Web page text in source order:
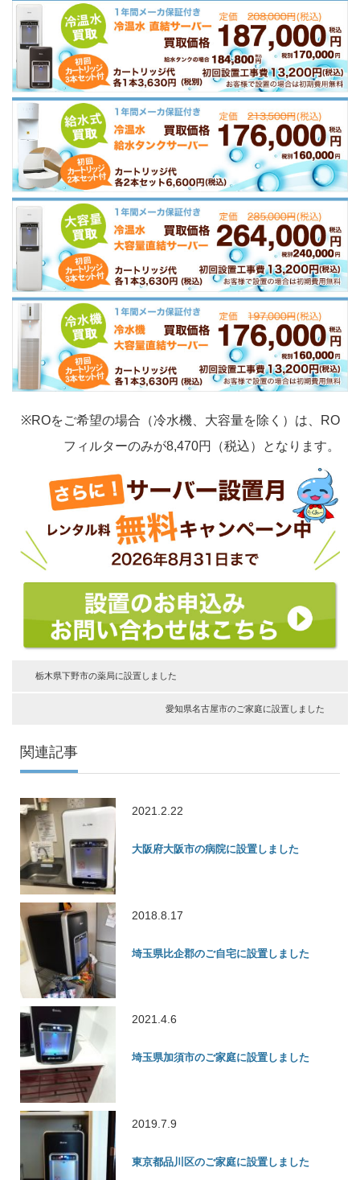
※ROをご希望の場合（冷水機、大容量を除く）は、RO
フィルターのみが8,470円（税込）となります。
栃木県下野市の薬局に設置しました
愛知県名古屋市のご家庭に設置しました
関連記事
2021.2.22
大阪府大阪市の病院に設置しました
2018.8.17
埼玉県比企郡のご自宅に設置しました
2021.4.6
埼玉県加須市のご家庭に設置しました
2019.7.9
東京都品川区のご家庭に設置しました